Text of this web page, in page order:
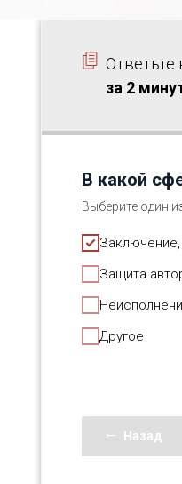
Ответьте
за 2
В какой
Выберите один
Защита
Другое
Назад